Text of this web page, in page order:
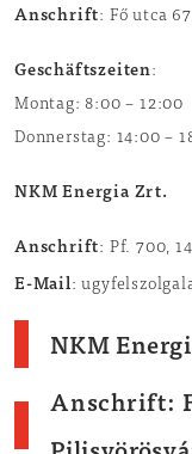
Anschrift: Fő utca
Geschäftszeiten:
Montag: 8:00 – 12:00
Donnerstag: 14:00 –
NKM Energia Zrt.
Anschrift: Pf. 700,
E-Mail:
NKM
Anschrift: